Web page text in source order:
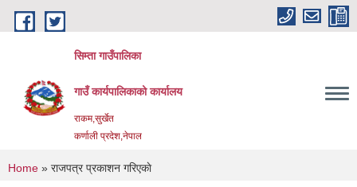
Skip to main content
सिम्ता गाउँपालिका
गाउँ कार्यपालिकाको कार्यालय
राकम,सुर्खेत
कर्णाली प्रदेश,नेपाल
You are here
Home » राजपत्र प्रकाशन गरिएकाे